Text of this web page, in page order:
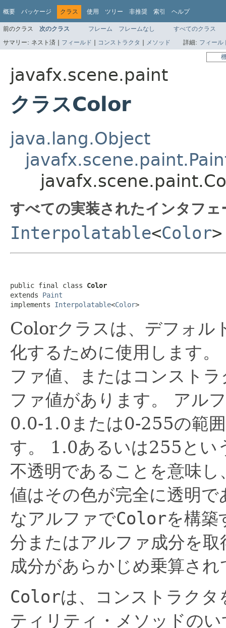
概要 パッケージ クラス 使用 ツリー 非推奨 索引 ヘルプ
前のクラス 次のクラス フレーム フレームなし
すべてのクラス
サマリー: ネスト済 | フィールド | コンストラクタ | メソッド 詳細: フィール
javafx.scene.paint
クラスColor
java.lang.Object
すべての実装されたインタフ
Interpolatable<Color>
public final class Color
extends Paint
implements Interpolatable<Color>
Colorクラスは、デフォル
化するために使用します。
ファ値、またはコンスト
ファ値があります。
アル
0.0-1.0または0-255の範
す。
1.0あるいは255とい
不透明であることを意味
値はその色が完全に透明
なアルファでColorを構
分またはアルファ成分を
成分があらかじめ乗算さ
Colorは、コンストラク
ティリティ・メソッドの